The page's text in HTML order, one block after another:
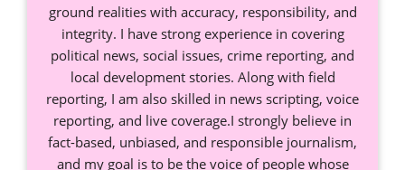
ground realities with accuracy, responsibility, and
integrity. I have strong experience in covering
political news, social issues, crime reporting, and
local development stories. Along with field
reporting, I am also skilled in news scripting, voice
reporting, and live coverage.I strongly believe in
fact-based, unbiased, and responsible journalism,
and my goal is to be the voice of people whose